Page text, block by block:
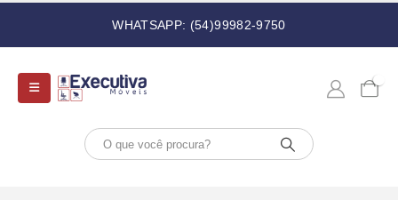
WHATSAPP: (54)99982-9750